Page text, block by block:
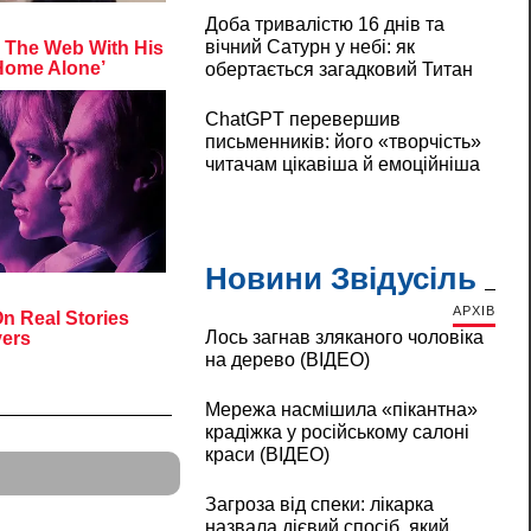
Доба тривалістю 16 днів та
вічний Сатурн у небі: як
обертається загадковий Титан
ChatGPT перевершив
письменників: його «творчість»
читачам цікавіша й емоційніша
Новини Звідусіль
АРХІВ
Лось загнав зляканого чоловіка
на дерево (ВІДЕО)
Мережа насмішила «пікантна»
крадіжка у російському салоні
краси (ВІДЕО)
Загроза від спеки: лікарка